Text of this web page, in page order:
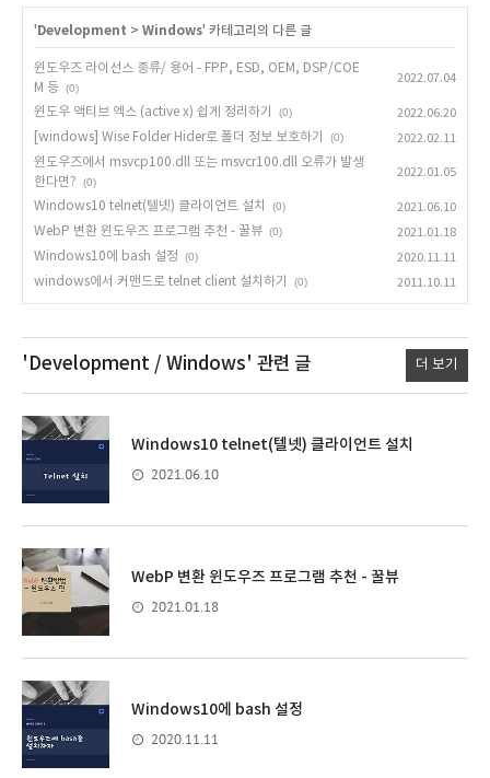
' Development > Windows' 카테고리의 다른 글
윈도우즈 라이선스 종류/ 용어 - FPP, ESD, OEM, DSP/COE
M 등 (0)
2022.07.04
윈도우 액티브 엑스 (active x) 쉽게 정리하기 (0)
2022.06.20
[windows] Wise Folder Hider로 폴더 정보 보호하기
(0)
2022.02.11
윈도우즈에서 msvcp100.dll 또는 msvcr100.dll 오류가 발생
한다면?
(0)
2022.01.05
Windows10 telnet(텔넷) 클라이언트 설치 (0)
2021.06.10
WebP 변환 윈도우즈 프로그램 추천 - 꿀뷰 (0)
2021.01.18
Windows10에 bash 설정
(0)
2020.11.11
windows에서 커맨드로 telnet client 설치하기
(0) 2011.10.11
'Development / Windows' 관련 글 더 보기
Windows10 telnet(텔넷) 클라이언트 설치
2021.06.10
WebP 변환 윈도우즈 프로그램 추천 - 꿀뷰
2021.01.18
Windows10에 bash 설정
2020.11.11